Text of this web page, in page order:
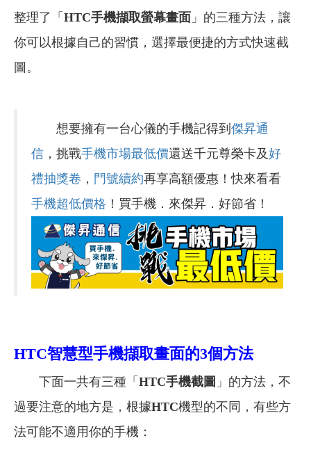
整理了「 HTC手機擷取螢幕畫面 」的三種方法，讓
你可以根據自己的習慣，選擇最便捷的方式快速截
圖。
想要擁有一台心儀的手機記得到 傑昇通
信 ，挑戰手機市場最低價還送千元尊榮卡及好
禮抽獎卷 ， 門號續約再享高額優惠！快來看看
手機超低價格 ！買手機．來傑昇．好節省！
HTC智慧型手機擷取畫面的3個方法
下面一共有三種「 HTC手機截圖 」的方法，不
過要注意的地方是，根據HTC機型的不同，有些方
法可能不適用你的手機：